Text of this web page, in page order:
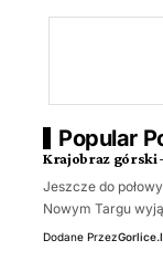
Popular
Krajobraz górski
Jeszcze do
Nowym Targu
Dodane Przez